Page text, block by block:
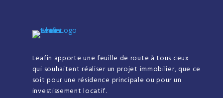
Leafin apporte une feuille de route à tous ceux
qui souhaitent réaliser un projet immobilier, que ce
soit pour une résidence principale ou pour un
investissement locatif.